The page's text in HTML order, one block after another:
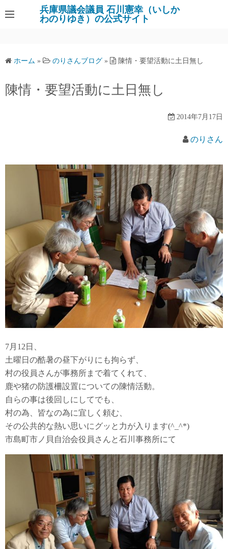
ン
ツ
ス
キ
兵庫県議会議員 石川憲幸（いしか
わのりゆき）の公式サイト
ホーム » のりさんブログ » 陳情・要望活動に土日無し
陳情・要望活動に土日無し
2014年7月17日
のりさん
7月12日、
土曜日の酷暑の昼下がりにも拘らず、
村の役員さんが事務所まで着てくれて、
鹿や猪の防護柵設置についての陳情活動。
自らの事は後回しにしてでも、
村の為、皆なの為に宜しく頼む、
その公共的な熱い思いにグッと力が入ります(^_^*)
市島町市ノ貝自治会役員さんと石川事務所にて